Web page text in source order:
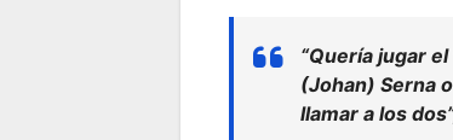
“Quería jugar
(Johan) Serna
llamar a los